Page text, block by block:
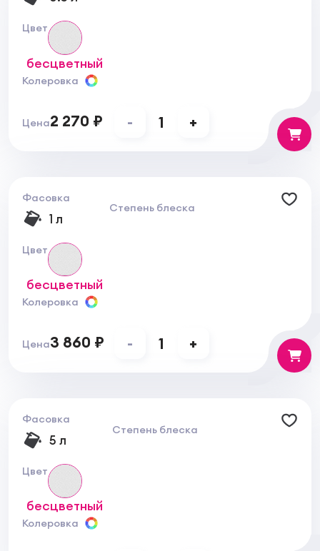
Уход: Деревянная мебель, обработанная маслом,
требует ухода. Лучший способ – это
использование пчелиных или античных восков.
Цвет
бесцветный
Колеровка
Цена2 270 ₽ - 1 +
Фасовка
1 л
Степень блеска
Цвет
бесцветный
Колеровка
Цена3 860 ₽ - 1 +
Фасовка
5 л
Степень блеска
Цвет
бесцветный
Колеровка